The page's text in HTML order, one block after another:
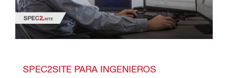
SPEC2SITE PARA INGENIEROS